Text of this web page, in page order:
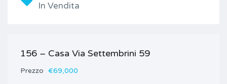
In Vendita
156 – Casa Via Settembrini 59
Prezzo €69,000